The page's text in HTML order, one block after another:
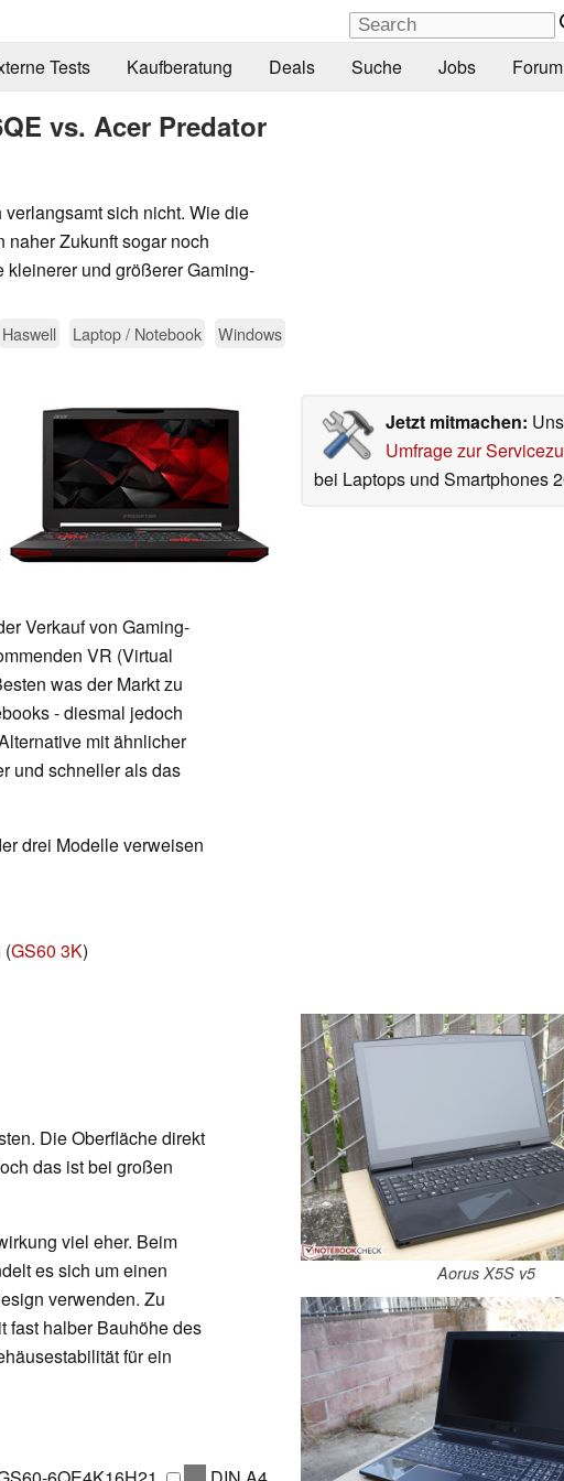
Tests Kaufberatung Deals Suche Jobs Forum
vs. Acer Predator
sich nicht. Wie die
Zukunft sogar noch
und größerer Gaming-
Haswell Laptop / Notebook Windows
Jetzt mitmachen:
Umfrage zur
bei Laptops und Smartphones
Verkauf von Gaming-
VR (Virtual
was der Markt zu
- diesmal jedoch
mit ähnlicher
und schneller als das
drei Modelle verweisen
(GS60 3K)
Aorus X5S v5
Die Oberfläche direkt
das ist bei großen
viel eher. Beim
es sich um einen
verwenden. Zu
fast halber Bauhöhe des
für ein